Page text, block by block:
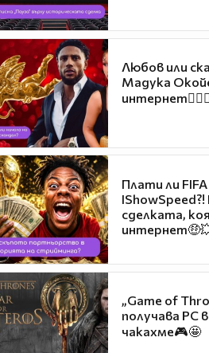
Любов или
Мадука
Плати ли
сделката,
„Game of
получава PC
чакахме🎮🤩